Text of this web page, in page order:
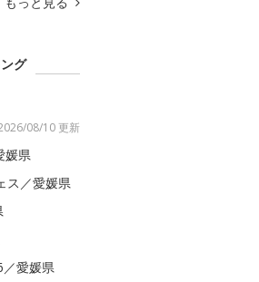
グ
08/10 更新
媛県
ス／愛媛県
愛媛県